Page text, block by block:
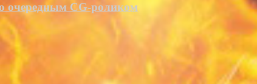
очередным CG-роликом